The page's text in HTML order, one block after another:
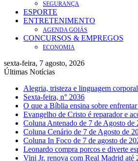
SEGURANÇA
ESPORTE
ENTRETENIMENTO
AGENDA GOIÁS
CONCURSOS & EMPREGOS
ECONOMIA
sexta-feira, 7 agosto, 2026
Últimas Notícias
Alegria, tristeza e linguagem
Sexta-feira, n° 2036
O que a Bíblia ensina sobre
Evangelho de Cristo é reparador e
Coluna Antenado de 7 de Agosto de
Coluna Cenário de 7 de Agosto de
Coluna In Foco de 7 de agosto de
Leonardo compra porcos e diverte
Vini Jr. renova com Real Madrid até